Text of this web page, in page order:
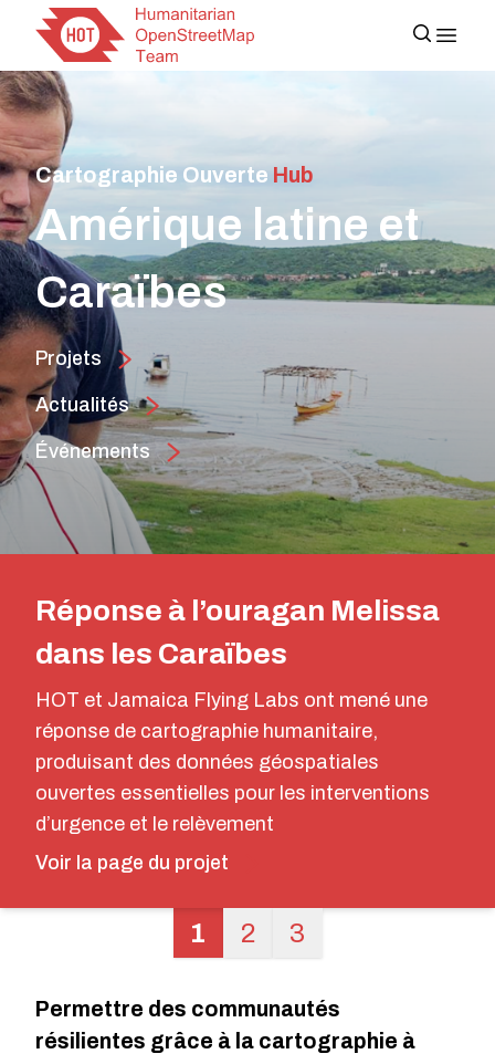
Cartographie Ouverte Hub
Amérique latine et
Caraïbes
Projets
Actualités
Événements
Réponse à l’ouragan Melissa
dans les Caraïbes
HOT et Jamaica Flying Labs ont mené une
réponse de cartographie humanitaire,
produisant des données géospatiales
ouvertes essentielles pour les interventions
d’urgence et le relèvement
Voir la page du projet
1 2 3
Permettre des communautés
résilientes grâce à la cartographie à